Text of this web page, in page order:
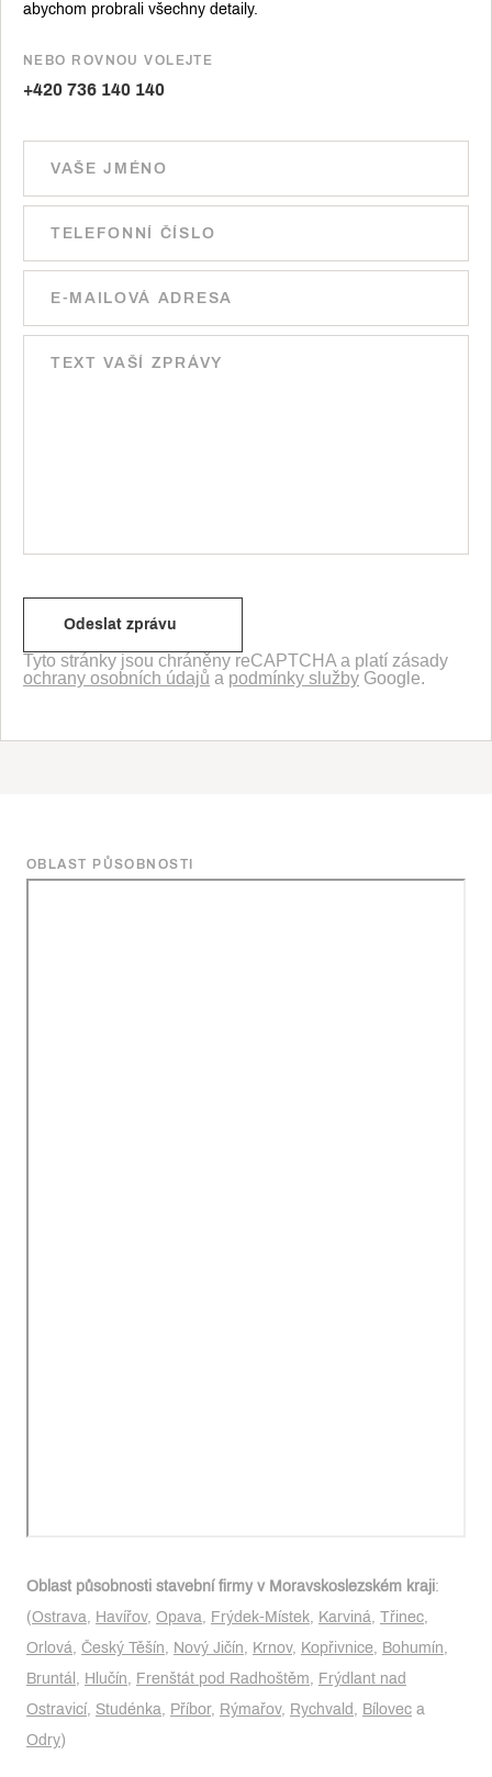
abychom probrali všechny detaily.
NEBO ROVNOU VOLEJTE
+420 736 140 140
Ponechte toto pole prázdné.
Tyto stránky jsou chráněny reCAPTCHA a platí zásady
ochrany osobních údajů a podmínky služby Google.
OBLAST PŮSOBNOSTI
Oblast působnosti stavební firmy v Moravskoslezském kraji:
(Ostrava, Havířov, Opava, Frýdek-Místek, Karviná, Třinec,
Orlová, Český Těšín, Nový Jičín, Krnov, Kopřivnice, Bohumín,
Bruntál , Hlučín, Frenštát pod Radhoštěm, Frýdlant nad
Ostravicí, Studénka, Příbor, Rýmařov, Rychvald , Bílovec a
Odry)